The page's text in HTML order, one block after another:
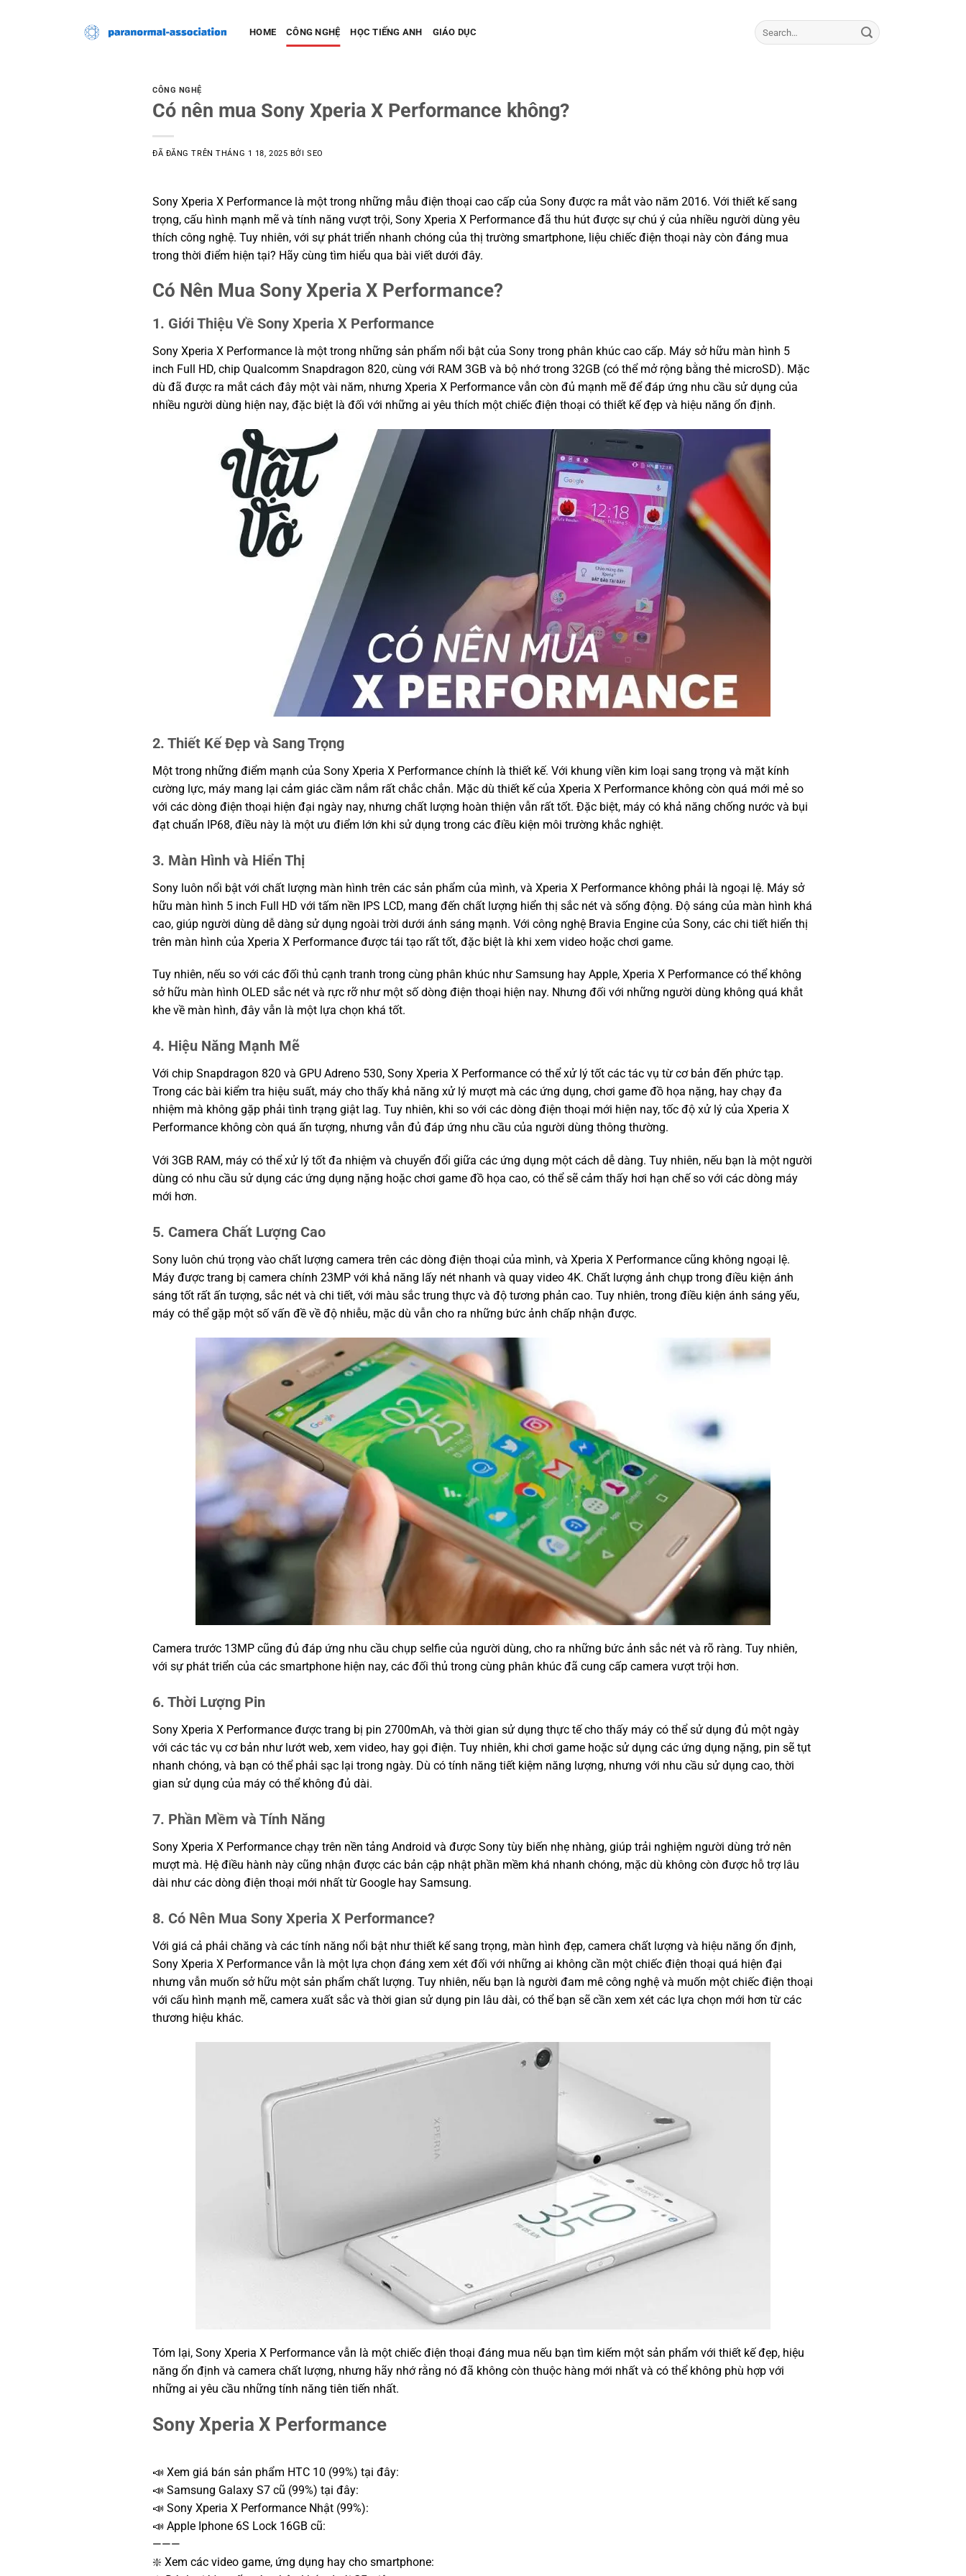
HOME CÔNG NGHỆ HỌC TIẾNG ANH GIÁO DỤC
CÔNG NGHỆ
Có nên mua Sony Xperia X Performance không?
ĐÃ ĐĂNG TRÊNTHÁNG 1 18, 2025 BỞISEO
Sony Xperia X Performance là một trong những mẫu điện thoại cao cấp của Sony được ra mắt vào năm 2016. Với thiết kế sang
trọng, cấu hình mạnh mẽ và tính năng vượt trội, Sony Xperia X Performance đã thu hút được sự chú ý của nhiều người dùng yêu
thích công nghệ. Tuy nhiên, với sự phát triển nhanh chóng của thị trường smartphone, liệu chiếc điện thoại này còn đáng mua
trong thời điểm hiện tại? Hãy cùng tìm hiểu qua bài viết dưới đây.
Có Nên Mua Sony Xperia X Performance?
1. Giới Thiệu Về Sony Xperia X Performance
Sony Xperia X Performance là một trong những sản phẩm nổi bật của Sony trong phân khúc cao cấp. Máy sở hữu màn hình 5
inch Full HD, chip Qualcomm Snapdragon 820, cùng với RAM 3GB và bộ nhớ trong 32GB (có thể mở rộng bằng thẻ microSD). Mặc
dù đã được ra mắt cách đây một vài năm, nhưng Xperia X Performance vẫn còn đủ mạnh mẽ để đáp ứng nhu cầu sử dụng của
nhiều người dùng hiện nay, đặc biệt là đối với những ai yêu thích một chiếc điện thoại có thiết kế đẹp và hiệu năng ổn định.
2. Thiết Kế Đẹp và Sang Trọng
Một trong những điểm mạnh của Sony Xperia X Performance chính là thiết kế. Với khung viền kim loại sang trọng và mặt kính
cường lực, máy mang lại cảm giác cầm nắm rất chắc chắn. Mặc dù thiết kế của Xperia X Performance không còn quá mới mẻ so
với các dòng điện thoại hiện đại ngày nay, nhưng chất lượng hoàn thiện vẫn rất tốt. Đặc biệt, máy có khả năng chống nước và bụi
đạt chuẩn IP68, điều này là một ưu điểm lớn khi sử dụng trong các điều kiện môi trường khắc nghiệt.
3. Màn Hình và Hiển Thị
Sony luôn nổi bật với chất lượng màn hình trên các sản phẩm của mình, và Xperia X Performance không phải là ngoại lệ. Máy sở
hữu màn hình 5 inch Full HD với tấm nền IPS LCD, mang đến chất lượng hiển thị sắc nét và sống động. Độ sáng của màn hình khá
cao, giúp người dùng dễ dàng sử dụng ngoài trời dưới ánh sáng mạnh. Với công nghệ Bravia Engine của Sony, các chi tiết hiển thị
trên màn hình của Xperia X Performance được tái tạo rất tốt, đặc biệt là khi xem video hoặc chơi game.
Tuy nhiên, nếu so với các đối thủ cạnh tranh trong cùng phân khúc như Samsung hay Apple, Xperia X Performance có thể không
sở hữu màn hình OLED sắc nét và rực rỡ như một số dòng điện thoại hiện nay. Nhưng đối với những người dùng không quá khắt
khe về màn hình, đây vẫn là một lựa chọn khá tốt.
4. Hiệu Năng Mạnh Mẽ
Với chip Snapdragon 820 và GPU Adreno 530, Sony Xperia X Performance có thể xử lý tốt các tác vụ từ cơ bản đến phức tạp.
Trong các bài kiểm tra hiệu suất, máy cho thấy khả năng xử lý mượt mà các ứng dụng, chơi game đồ họa nặng, hay chạy đa
nhiệm mà không gặp phải tình trạng giật lag. Tuy nhiên, khi so với các dòng điện thoại mới hiện nay, tốc độ xử lý của Xperia X
Performance không còn quá ấn tượng, nhưng vẫn đủ đáp ứng nhu cầu của người dùng thông thường.
Với 3GB RAM, máy có thể xử lý tốt đa nhiệm và chuyển đổi giữa các ứng dụng một cách dễ dàng. Tuy nhiên, nếu bạn là một người
dùng có nhu cầu sử dụng các ứng dụng nặng hoặc chơi game đồ họa cao, có thể sẽ cảm thấy hơi hạn chế so với các dòng máy
mới hơn.
5. Camera Chất Lượng Cao
Sony luôn chú trọng vào chất lượng camera trên các dòng điện thoại của mình, và Xperia X Performance cũng không ngoại lệ.
Máy được trang bị camera chính 23MP với khả năng lấy nét nhanh và quay video 4K. Chất lượng ảnh chụp trong điều kiện ánh
sáng tốt rất ấn tượng, sắc nét và chi tiết, với màu sắc trung thực và độ tương phản cao. Tuy nhiên, trong điều kiện ánh sáng yếu,
máy có thể gặp một số vấn đề về độ nhiễu, mặc dù vẫn cho ra những bức ảnh chấp nhận được.
Camera trước 13MP cũng đủ đáp ứng nhu cầu chụp selfie của người dùng, cho ra những bức ảnh sắc nét và rõ ràng. Tuy nhiên,
với sự phát triển của các smartphone hiện nay, các đối thủ trong cùng phân khúc đã cung cấp camera vượt trội hơn.
6. Thời Lượng Pin
Sony Xperia X Performance được trang bị pin 2700mAh, và thời gian sử dụng thực tế cho thấy máy có thể sử dụng đủ một ngày
với các tác vụ cơ bản như lướt web, xem video, hay gọi điện. Tuy nhiên, khi chơi game hoặc sử dụng các ứng dụng nặng, pin sẽ tụt
nhanh chóng, và bạn có thể phải sạc lại trong ngày. Dù có tính năng tiết kiệm năng lượng, nhưng với nhu cầu sử dụng cao, thời
gian sử dụng của máy có thể không đủ dài.
7. Phần Mềm và Tính Năng
Sony Xperia X Performance chạy trên nền tảng Android và được Sony tùy biến nhẹ nhàng, giúp trải nghiệm người dùng trở nên
mượt mà. Hệ điều hành này cũng nhận được các bản cập nhật phần mềm khá nhanh chóng, mặc dù không còn được hỗ trợ lâu
dài như các dòng điện thoại mới nhất từ Google hay Samsung.
8. Có Nên Mua Sony Xperia X Performance?
Với giá cả phải chăng và các tính năng nổi bật như thiết kế sang trọng, màn hình đẹp, camera chất lượng và hiệu năng ổn định,
Sony Xperia X Performance vẫn là một lựa chọn đáng xem xét đối với những ai không cần một chiếc điện thoại quá hiện đại
nhưng vẫn muốn sở hữu một sản phẩm chất lượng. Tuy nhiên, nếu bạn là người đam mê công nghệ và muốn một chiếc điện thoại
với cấu hình mạnh mẽ, camera xuất sắc và thời gian sử dụng pin lâu dài, có thể bạn sẽ cần xem xét các lựa chọn mới hơn từ các
thương hiệu khác.
Tóm lại, Sony Xperia X Performance vẫn là một chiếc điện thoại đáng mua nếu bạn tìm kiếm một sản phẩm với thiết kế đẹp, hiệu
năng ổn định và camera chất lượng, nhưng hãy nhớ rằng nó đã không còn thuộc hàng mới nhất và có thể không phù hợp với
những ai yêu cầu những tính năng tiên tiến nhất.
Sony Xperia X Performance
📣 Xem giá bán sản phẩm HTC 10 (99%) tại đây:
📣 Samsung Galaxy S7 cũ (99%) tại đây:
📣 Sony Xperia X Performance Nhật (99%):
📣 Apple Iphone 6S Lock 16GB cũ:
———
❇️ Xem các video game, ứng dụng hay cho smartphone: